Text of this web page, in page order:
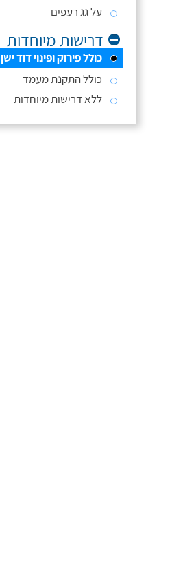
על גג רעפים
דרישות מיוחדות
כולל פירוק ופינוי דוד ישן
כולל התקנת מעמד
ללא דרישות מיוחדות